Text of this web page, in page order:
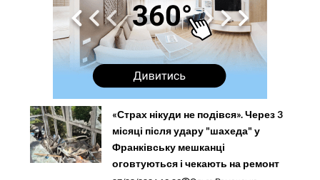
«Страх нікуди не подівся». Через 3
місяці після удару "шахеда" у
Франківську мешканці
оговтуються і чекають на ремонт